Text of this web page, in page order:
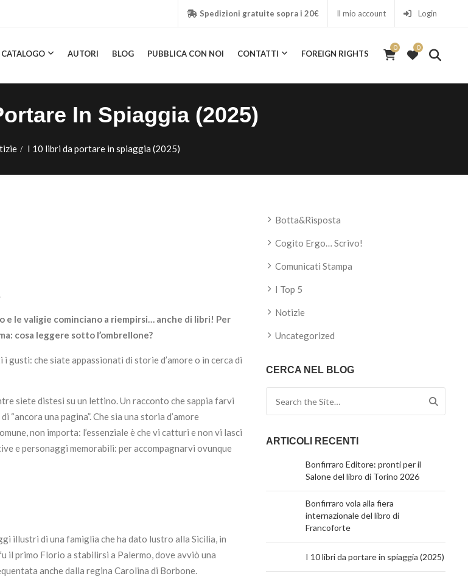
Spedizioni gratuite sopra i 20€ Il mio account Login
CATALOGO AUTORI BLOG PUBBLICA CON NOI CONTATTI FOREIGN RIGHTS
0 0
0
CATALOGO AUTORI BLOG PUBBLICA CON NOI CONTATTI FOREIGN RIGHTS
In Spiaggia (2025)
I 10 libri da portare in spiaggia (2025)
e le valigie cominciano a riempirsi… anche di libri! Per
cosa leggere sotto l’ombrellone?
che siate appassionati di storie d’amore o in cerca di
siete distesi su un lettino. Un racconto che sappia farvi
una pagina”. Che sia una storia d’amore
non importa: l’essenziale è che vi catturi e non vi lasci
e personaggi memorabili: per accompagnarvi ovunque
illustri di una famiglia che ha dato lustro alla Sicilia, in
il primo Florio a stabilirsi a Palermo, dove avviò una
anche dalla regina Carolina di Borbone.
Botta&Risposta
Cogito Ergo… Scrivo!
Comunicati Stampa
I Top 5
Notizie
Uncategorized
CERCA NEL BLOG
ARTICOLI RECENTI
Bonfirraro Editore: pronti per il
Salone del libro di Torino 2026
Bonfirraro vola alla fiera
internazionale del libro di
Francoforte
I 10 libri da portare in spiaggia (2025)